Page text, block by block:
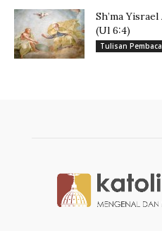
Sh’ma
(Ul 6:4)
Tulisan Pembaca